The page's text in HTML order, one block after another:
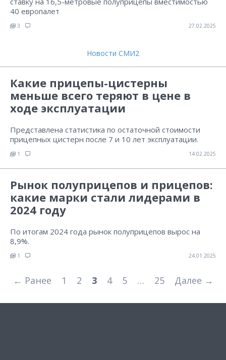
40 европалет
3 27.02.2025
Новости СМИ2
Какие прицепы-цистерны
меньше всего теряют в цене в
ходе эксплуатации
Представлена статистика по остаточной стоимости
прицепных цистерн после 7 и 10 лет эксплуатации.
1 14.02.2025
Рынок полуприцепов и прицепов:
какие марки стали лидерами в
2024 году
По итогам 2024 года рынок полуприцепов вырос на
8,9%.
1 24.01.2025
← Ранее 1 2 3 4 5 … 25 Далее →